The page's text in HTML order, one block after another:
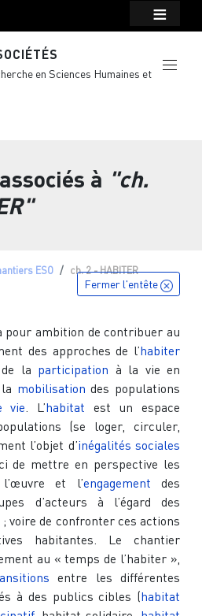
en Sciences Humaines et
à "ch.
ESO ch. 2 - HABITER
Fermer l'entête
pour ambition de contribuer au
des approches de l’habiter
la participation à la vie en
mobilisation des populations
vie. L’habitat est un espace
(se loger, circuler,
l’objet d’inégalités sociales
de mettre en perspective les
et l’engagement des
d’acteurs à l’égard des
voire de confronter ces actions
habitantes. Le chantier
au « temps de l’habiter »,
entre les différentes
à des publics cibles (habitat